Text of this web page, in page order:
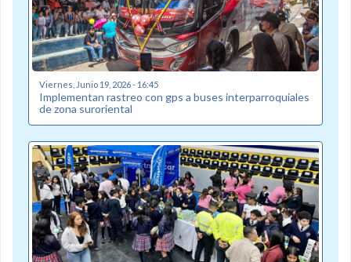
Viernes, Junio 19, 2026 - 16:45
Implementan rastreo con gps a buses interparroquiales
de zona suroriental